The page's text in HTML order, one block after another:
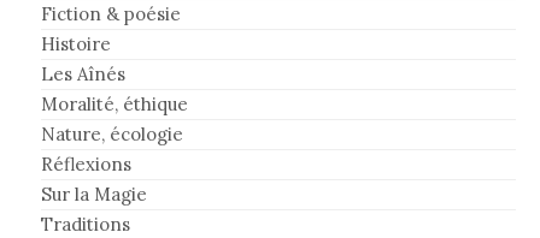
Fiction & poésie
Histoire
Les Aînés
Moralité, éthique
Nature, écologie
Réflexions
Sur la Magie
Traditions